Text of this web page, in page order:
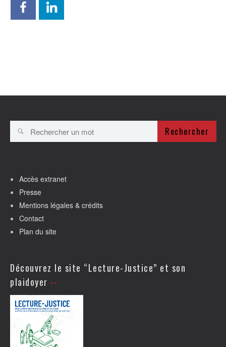
Rechercher
Accès extranet
Presse
Mentions légales & crédits
Contact
Plan du site
Découvrez le site “Lecture-Justice” et son
plaidoyer